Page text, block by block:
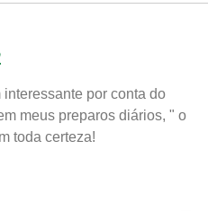
por conta do
meus preparos diários, " o
toda certeza!